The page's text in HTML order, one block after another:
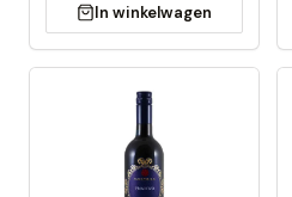
In winkelwagen